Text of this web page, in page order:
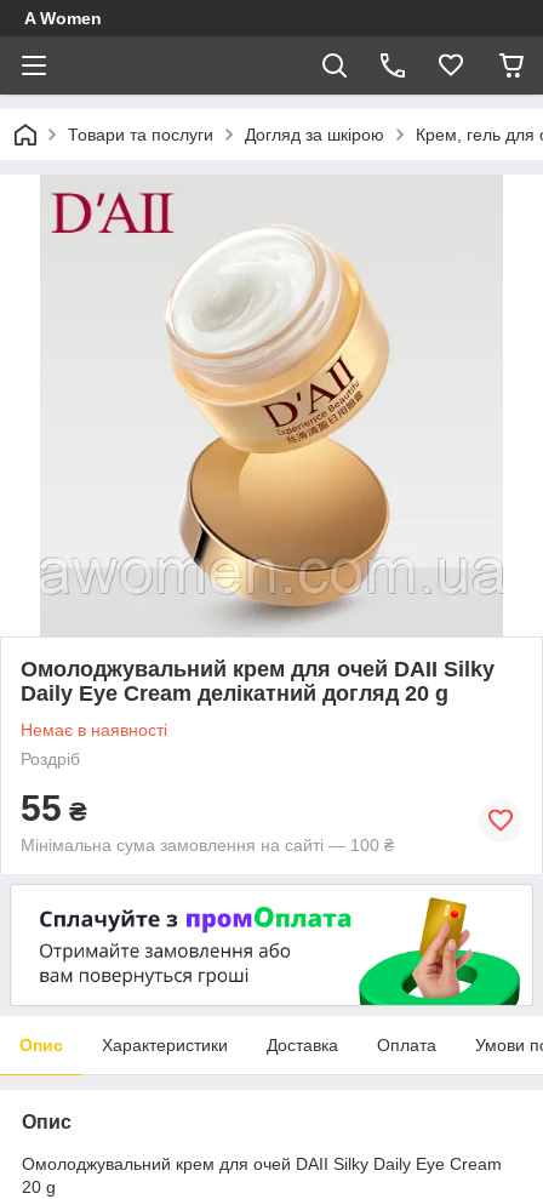
A Women
Товари та послуги Догляд за шкірою Крем, гель для
Омолоджувальний крем для очей DAII Silky
Daily Eye Cream делікатний догляд 20 g
Немає в наявності
Роздріб
55 ₴
Мінімальна сума замовлення на сайті — 100 ₴
Опис Характеристики Доставка Оплата Умови
Опис
Омолоджувальний крем для очей DAII Silky Daily Eye Cream
20 g